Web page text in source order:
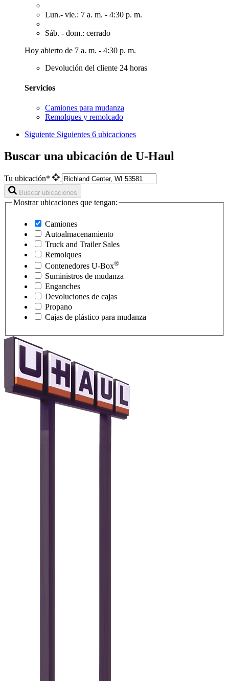
Lun.- vie.: 7 a. m. - 4:30 p. m.
Sáb. - dom.: cerrado
Hoy abierto de 7 a. m. - 4:30 p. m.
Devolución del cliente 24 horas
Servicios
Camiones para mudanza
Remolques y remolcado
Siguiente Siguientes 6 ubicaciones
Buscar una ubicación de U-Haul
Tu ubicación*
Buscar ubicaciones
Mostrar ubicaciones que tengan:
Camiones
Autoalmacenamiento
Truck and Trailer Sales
Remolques
Contenedores U-Box®
Suministros de mudanza
Enganches
Devoluciones de cajas
Propano
Cajas de plástico para mudanza